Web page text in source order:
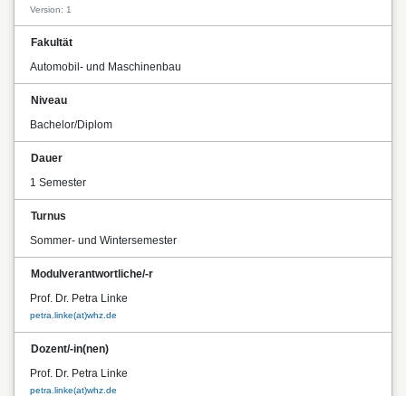
Version: 1
Fakultät
Automobil- und Maschinenbau
Niveau
Bachelor/Diplom
Dauer
1 Semester
Turnus
Sommer- und Wintersemester
Modulverantwortliche/-r
Prof. Dr. Petra Linke
petra.linke(at)whz.de
Dozent/-in(nen)
Prof. Dr. Petra Linke
petra.linke(at)whz.de